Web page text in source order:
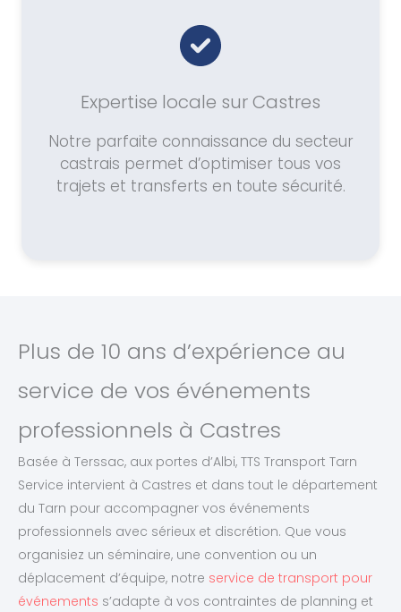
Expertise locale sur Castres
Notre parfaite connaissance du secteur
castrais permet d’optimiser tous vos
trajets et transferts en toute sécurité.
Plus de 10 ans d’expérience au
service de vos événements
professionnels à Castres
Basée à Terssac, aux portes d’Albi, TTS Transport Tarn
Service intervient à Castres et dans tout le département
du Tarn pour accompagner vos événements
professionnels avec sérieux et discrétion. Que vous
organisiez un séminaire, une convention ou un
déplacement d’équipe, notre service de transport pour
événements s’adapte à vos contraintes de planning et